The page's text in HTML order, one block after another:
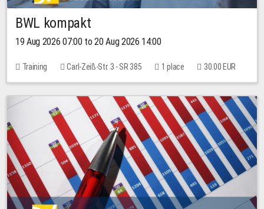
BWL kompakt
19 Aug 2026 07:00 to 20 Aug 2026 14:00
Training Carl-Zeiß-Str. 3 - SR 385 1 place 30.00 EUR